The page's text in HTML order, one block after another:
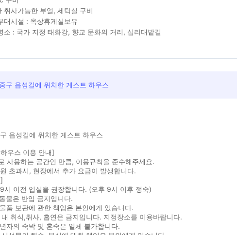
취사가능한 부엌, 세탁실 구비
대시설 : 옥상휴게실보유
소 : 국가 지정 태화강, 향교 문화의 거리, 십리대밭길
구 읍성길에 위치한 게스트 하우스
읍성길에 위치한 게스트 하우스
우스 이용 안내]
사용하는 공간인 만큼, 이용규칙을 준수해주세요.
초과시, 현장에서 추가 요금이 발생합니다.
시 이전 입실을 권장합니다. (오후 9시 이후 정숙)
물은 반입 금지입니다.
품 보관에 관한 책임은 본인에게 있습니다.
취식,취사, 흡연은 금지입니다. 지정장소를 이용바랍니다.
자의 숙박 및 혼숙은 일체 불가합니다.